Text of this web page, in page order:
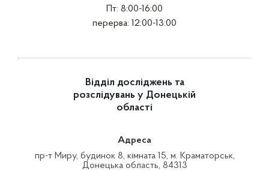
Пт: 8:00-16:00
перерва: 12:00-13:00
Відділ досліджень та
розслідувань у Донецькій
області
Адреса
пр-т Миру, будинок 8, кімната 15, м. Краматорськ,
Донецька область, 84313